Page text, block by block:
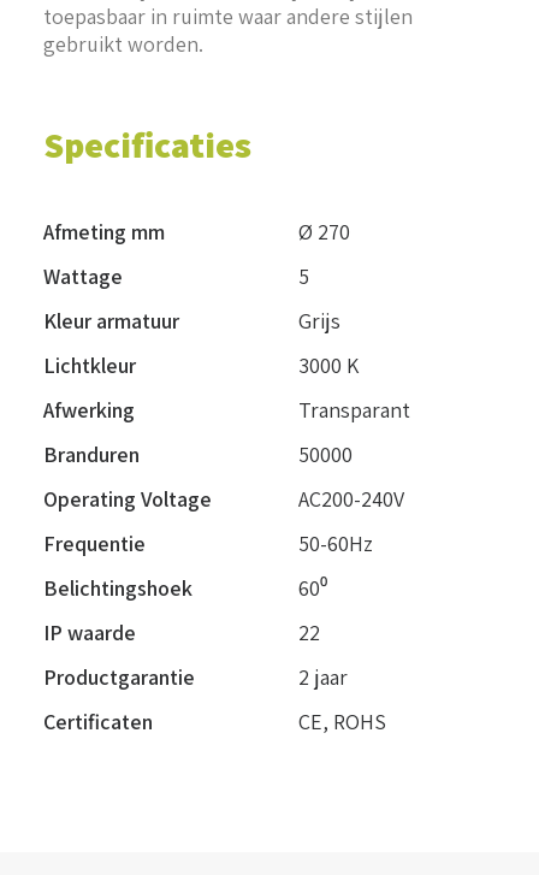
toepasbaar in ruimte waar andere stijlen
gebruikt worden.
Specificaties
Afmeting mm
Ø 270
Wattage
5
Kleur armatuur
Grijs
Lichtkleur
3000 K
Afwerking
Transparant
Branduren
50000
Operating Voltage
AC200-240V
Frequentie
50-60Hz
Belichtingshoek
60⁰
IP waarde
22
Productgarantie
2 jaar
Certificaten
CE, ROHS